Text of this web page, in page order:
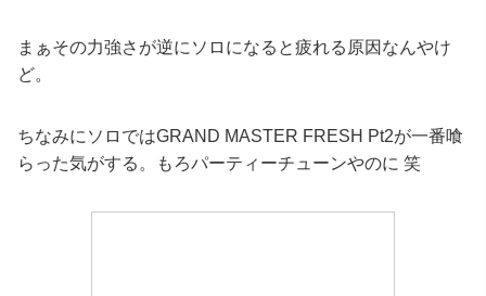
まぁその力強さが逆にソロになると疲れる原因なんやけ
ど。
ちなみにソロではGRAND MASTER FRESH Pt2が一番喰
らった気がする。もろパーティーチューンやのに 笑